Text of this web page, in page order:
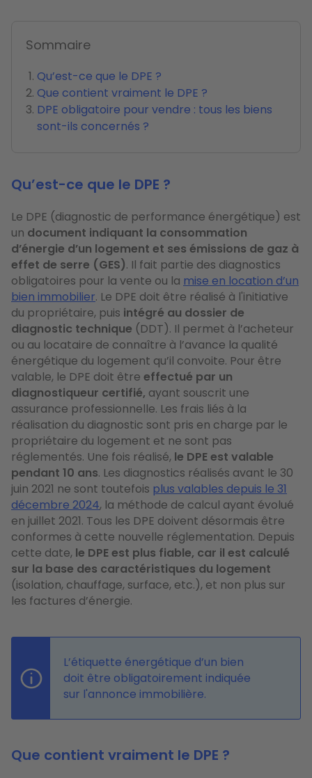
Sommaire
Qu’est-ce que le DPE ?
Que contient vraiment le DPE ?
DPE obligatoire pour vendre : tous les biens
sont-ils concernés ?
Qu’est-ce que le DPE ?
Le DPE (diagnostic de performance énergétique) est
un document indiquant la consommation
d’énergie d’un logement et ses émissions de gaz à
effet de serre (GES). Il fait partie des diagnostics
obligatoires pour la vente ou la mise en location d’un
bien immobilier. Le DPE doit être réalisé à l'initiative
du propriétaire, puis intégré au dossier de
diagnostic technique (DDT). Il permet à l’acheteur
ou au locataire de connaître à l’avance la qualité
énergétique du logement qu’il convoite. Pour être
valable, le DPE doit être effectué par un
diagnostiqueur certifié, ayant souscrit une
assurance professionnelle. Les frais liés à la
réalisation du diagnostic sont pris en charge par le
propriétaire du logement et ne sont pas
réglementés. Une fois réalisé, le DPE est valable
pendant 10 ans. Les diagnostics réalisés avant le 30
juin 2021 ne sont toutefois plus valables depuis le 31
décembre 2024, la méthode de calcul ayant évolué
en juillet 2021. Tous les DPE doivent désormais être
conformes à cette nouvelle réglementation. Depuis
cette date, le DPE est plus fiable, car il est calculé
sur la base des caractéristiques du logement
(isolation, chauffage, surface, etc.), et non plus sur
les factures d’énergie.
L’étiquette énergétique d’un bien
doit être obligatoirement indiquée
sur l'annonce immobilière.
Que contient vraiment le DPE ?